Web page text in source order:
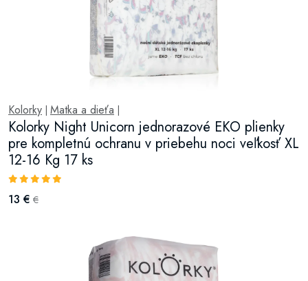
Kolorky Matka a dieťa
Kolorky Night Unicorn jednorazové EKO plienky
pre kompletnú ochranu v priebehu noci veľkosť XL
12-16 Kg 17 ks
13 € €